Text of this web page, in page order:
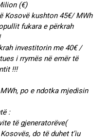
(€)
Kosovë kushton 45€/ MWh
fukara e përkrah
investitorin me 40€ /
i rrymës në emër të
!!!
po e ndotka mjedisin
:
të gjeneratorëve(
do të duhet t’iu